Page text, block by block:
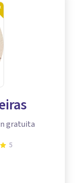
gratuita
5